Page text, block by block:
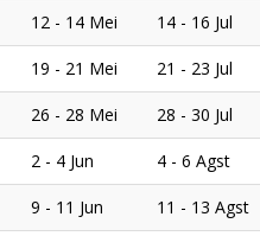
12 - 14 Mei 14 - 16 Jul
19 - 21 Mei 21 - 23 Jul
26 - 28 Mei 28 - 30 Jul
2 - 4 Jun 4 - 6 Agst
9 - 11 Jun 11 - 13 Agst